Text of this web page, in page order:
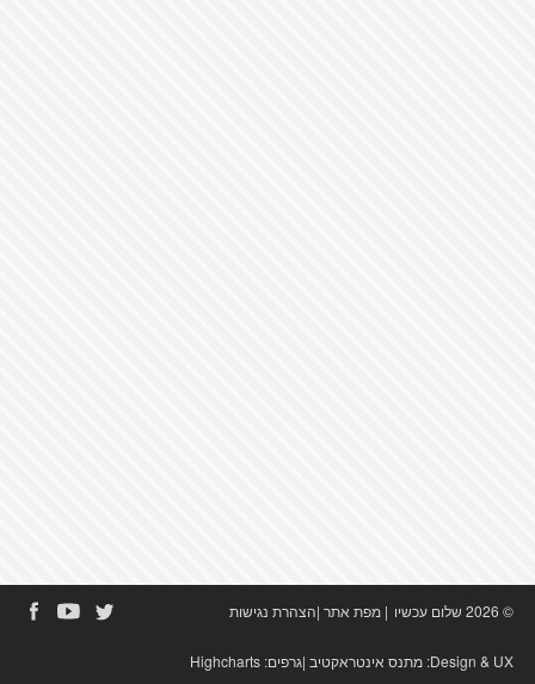
© 2026 שלום עכשיו | מפת אתר|הצהרת נגישות
Design & UX: מתנס אינטראקטיב|גרפים: Highcharts